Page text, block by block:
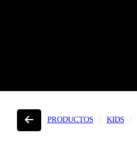
PRODUCTOS KIDS